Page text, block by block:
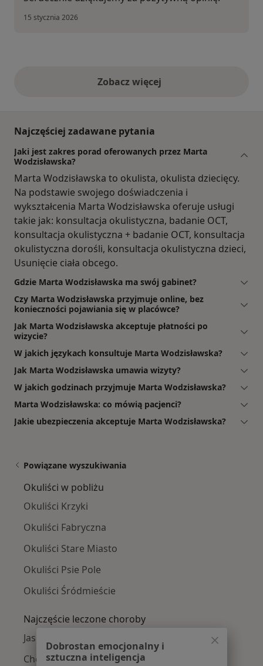
15 stycznia 2026
Zobacz więcejopinie powyżej
Najczęściej zadawane pytania
Jaki jest zakres porad oferowanych przez Marta
Wodzisławska?
Marta Wodzisławska to okulista, okulista dziecięcy.
Na podstawie swojego doświadczenia i
wykształcenia Marta Wodzisławska oferuje usługi
takie jak: konsultacja okulistyczna, badanie OCT,
konsultacja okulistyczna + badanie OCT, konsultacja
okulistyczna dorośli, konsultacja okulistyczna dzieci,
Usunięcie ciała obcego.
Gdzie Marta Wodzisławska ma swój gabinet?
Czy Marta Wodzisławska przyjmuje online, bez
konieczności pojawiania się w placówce?
Jak Marta Wodzisławska akceptuje płatności po
wizycie?
W jakich językach konsultuje Marta Wodzisławska?
Jak Marta Wodzisławska umawia wizyty?
W jakich godzinach przyjmuje Marta Wodzisławska?
Marta Wodzisławska: co mówią pacjenci?
Jakie ubezpieczenia akceptuje Marta Wodzisławska?
Powiązane wyszukiwania
Okuliści w pobliżu
Okuliści Krzyki
Okuliści Fabryczna
Okuliści Stare Miasto
Okuliści Psie Pole
Okuliści Śródmieście
Najczęście leczone choroby
Jaskra w Wrocławiu
Choroby oczu w Wrocławiu
Dobrostan emocjonalny i
sztuczna inteligencja